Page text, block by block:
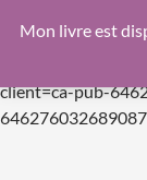
f08c47fec0942fa0
https://
client=ca-pub-
Mon livre est